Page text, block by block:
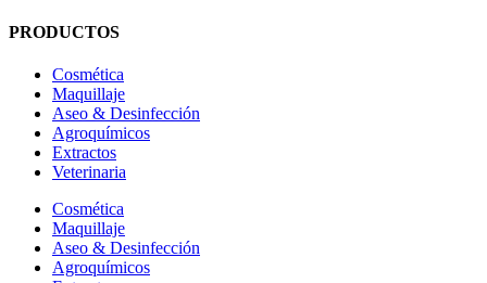
PRODUCTOS
Cosmética
Maquillaje
Aseo & Desinfección
Agroquímicos
Extractos
Veterinaria
Cosmética
Maquillaje
Aseo & Desinfección
Agroquímicos